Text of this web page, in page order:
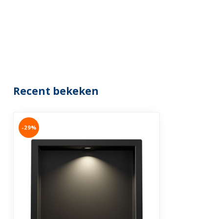
Recent bekeken
-29%